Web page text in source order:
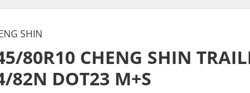
SHIN
80R10 CHENG SHIN
82N DOT23 M+S